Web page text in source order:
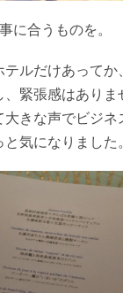
に合うものを。
テルだけあって
緊張感はありま
大きな声でビジネ
気になりました